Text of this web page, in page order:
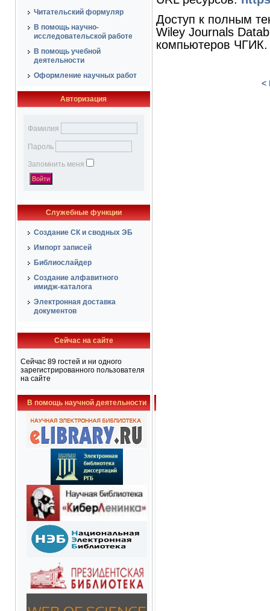
Читательский формуляр
В помощь научно-
исследовательской работе
В помощь учебной
деятельности
Оформление научных работ
Авторизация
Фамилия
Пароль
Запомнить меня
Служебные функции
Создание СК и сводных ЭБ
Импорт записей
Библиослайдер
Создание алфавитного
имидж-каталога
Электронная доставка
документов
Сейчас на сайте
Сейчас 89 гостей и ни одного
зарегистрированного пользователя
на сайте
В помощь научной деятельности
Доступ к полным
Wiley Journals
компьютеров ЧГИК.
<